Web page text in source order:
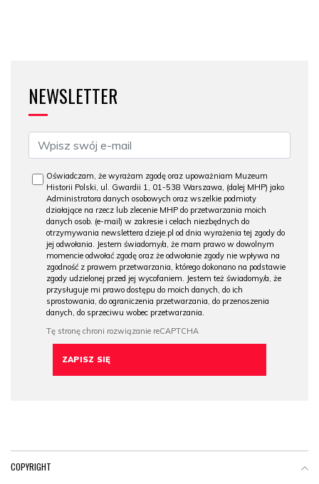
NEWSLETTER
Oświadczam, że wyrażam zgodę oraz upoważniam Muzeum
Historii Polski, ul. Gwardii 1, 01-538 Warszawa, (dalej MHP) jako
Administratora danych osobowych oraz wszelkie podmioty
działające na rzecz lub zlecenie MHP do przetwarzania moich
danych osob. (e-mail) w zakresie i celach niezbędnych do
otrzymywania newslettera dzieje.pl od dnia wyrażenia tej zgody do
jej odwołania. Jestem świadomy/a, że mam prawo w dowolnym
momencie odwołać zgodę oraz że odwołanie zgody nie wpływa na
zgodność z prawem przetwarzania, którego dokonano na podstawie
zgody udzielonej przed jej wycofaniem. Jestem też świadomy/a, że
przysługuje mi prawo dostępu do moich danych, do ich
sprostowania, do ograniczenia przetwarzania, do przenoszenia
danych, do sprzeciwu wobec przetwarzania.
COPYRIGHT